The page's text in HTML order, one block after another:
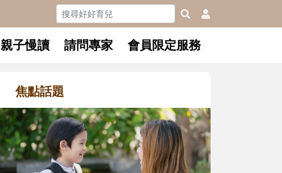
親子慢讀 請問專家 會員限定服務
焦點話題
和孩子一起長大的那個男人│讀
懂父親的不同模樣